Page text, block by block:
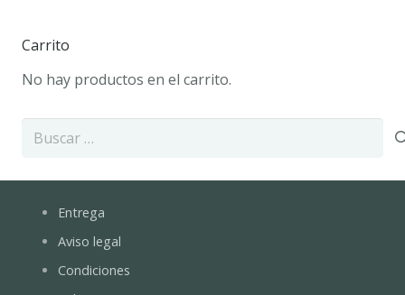
Carrito
No hay productos en el carrito.
Buscar:
Entrega
Aviso legal
Condiciones